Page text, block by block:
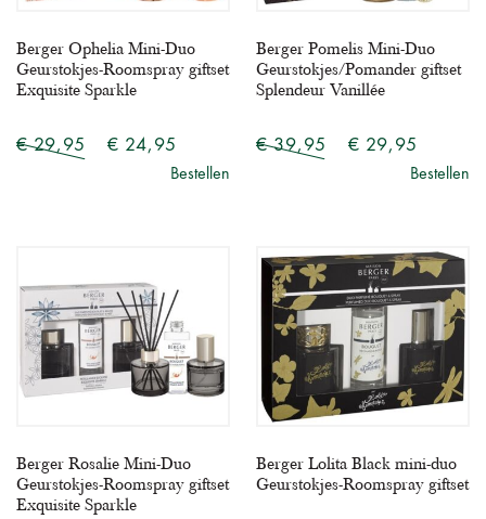
Berger Ophelia Mini-Duo
Geurstokjes-Roomspray giftset
Exquisite Sparkle
€ 29,95 € 24,95
Bestellen
Berger Pomelis Mini-Duo
Geurstokjes/Pomander giftset
Splendeur Vanillée
€ 39,95 € 29,95
Bestellen
Berger Rosalie Mini-Duo
Geurstokjes-Roomspray giftset
Exquisite Sparkle
Berger Lolita Black mini-duo
Geurstokjes-Roomspray giftset